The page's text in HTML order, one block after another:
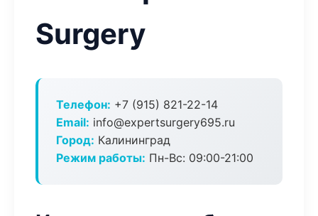
Surgery
Телефон: +7 (915) 821-22-14
Email: info@expertsurgery695.ru
Город: Калининград
Режим работы: Пн-Вс: 09:00-21:00